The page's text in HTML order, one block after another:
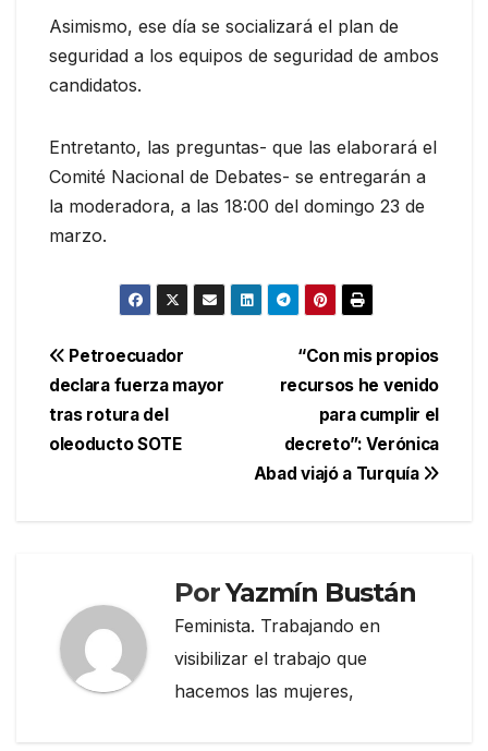
Asimismo, ese día se socializará el plan de
seguridad a los equipos de seguridad de ambos
candidatos.
Entretanto, las preguntas- que las elaborará el
Comité Nacional de Debates- se entregarán a
la moderadora, a las 18:00 del domingo 23 de
marzo.
Navegación
de
entradas
“Con mis propios
recursos he venido
para cumplir el
decreto”: Verónica
Abad viajó a Turquía
Petroecuador
declara fuerza mayor
tras rotura del
oleoducto SOTE
PorYazmín Bustán
Feminista. Trabajando en
visibilizar el trabajo que
hacemos las mujeres,